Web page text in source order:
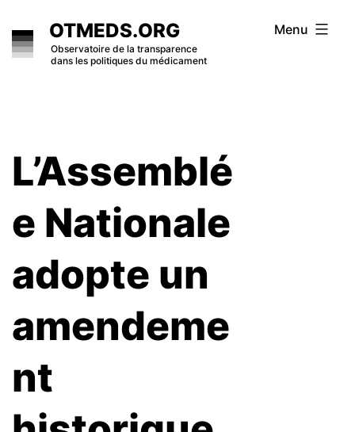
to
content
OTMEDS.ORG
Observatoire de la transparence
dans les politiques du médicament
Menu
L’Assemblé
e Nationale
adopte un
amendeme
nt